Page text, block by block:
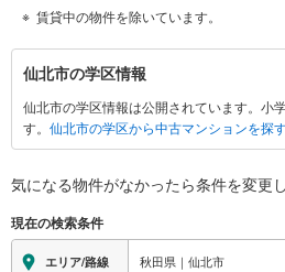
賃貸中の物件を除いています。
仙
北
市
に
す
情
報
仙北市の学区情報
仙北市の学区情報は公開されています。小
す。 仙北市の学区から中古マンションを探
気になる物件がなかったら条件を変更
現在の検索条件
エリア/路線 秋田県｜仙北市